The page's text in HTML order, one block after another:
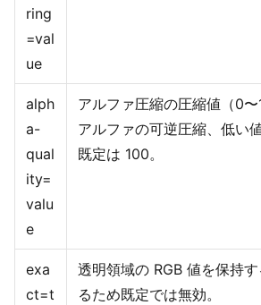
ring
=val
ue
alph
a-
qual
ity=
valu
e
アルファ圧縮の圧縮値（0
アルファの可逆圧縮、低い
既定は 100。
exa
ct=t
透明領域の RGB 値を保持
るため既定では無効。